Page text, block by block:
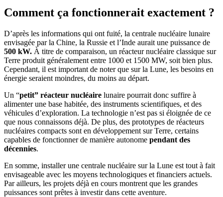
Comment ça fonctionnerait exactement ?
D’après les informations qui ont fuité, la centrale nucléaire lunaire
envisagée par la Chine, la Russie et l’Inde aurait une puissance de
500 kW. À titre de comparaison, un réacteur nucléaire classique sur
Terre produit généralement entre 1000 et 1500 MW, soit bien plus.
Cependant, il est important de noter que sur la Lune, les besoins en
énergie seraient moindres, du moins au départ.
Un “petit” réacteur nucléaire lunaire pourrait donc suffire à
alimenter une base habitée, des instruments scientifiques, et des
véhicules d’exploration. La technologie n’est pas si éloignée de ce
que nous connaissons déjà. De plus, des prototypes de réacteurs
nucléaires compacts sont en développement sur Terre, certains
capables de fonctionner de manière autonome pendant des
décennies.
En somme, installer une centrale nucléaire sur la Lune est tout à fait
envisageable avec les moyens technologiques et financiers actuels.
Par ailleurs, les projets déjà en cours montrent que les grandes
puissances sont prêtes à investir dans cette aventure.